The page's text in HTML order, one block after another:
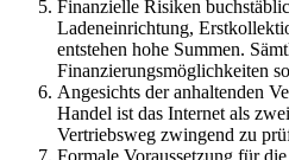
Finanzielle Risiken
Ladeneinrichtung,
entstehen hohe Summen.
Finanzierungsmöglichkeiten
Angesichts der anhaltenden
Handel ist das Internet als
Vertriebsweg zwingend zu
Formale Voraussetzung für